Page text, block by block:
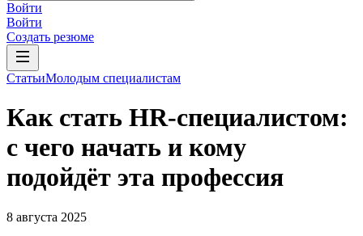
Войти
Войти
Создать резюме
СтатьиМолодым специалистам
Как стать HR-специалистом:
с чего начать и кому
подойдёт эта профессия
8 августа 2025